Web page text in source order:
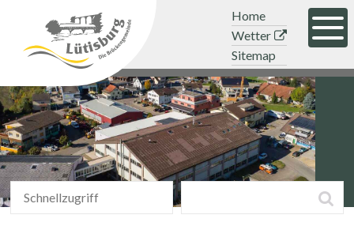
Navigieren in der Gemeinde
Schnellnavigation
Mobile Hauptnavigation Topnavigation
Home
Wetter
Sitemap
Schnellzugriff
Schnellzugriff